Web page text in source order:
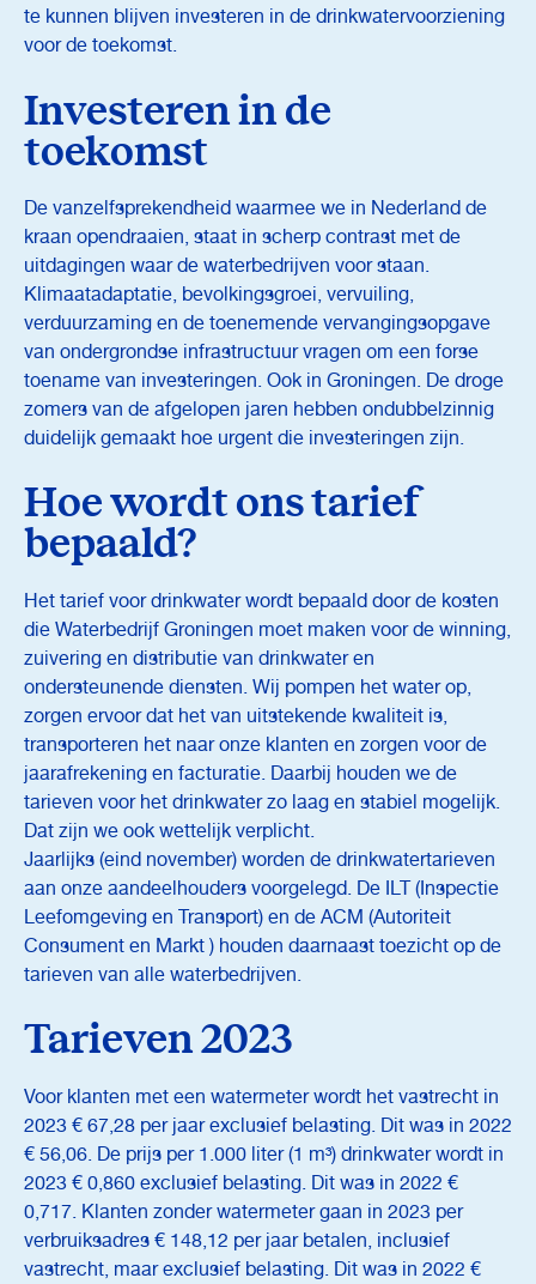
te kunnen blijven investeren in de drinkwatervoorziening
voor de toekomst.
Investeren in de
toekomst
De vanzelfsprekendheid waarmee we in Nederland de
kraan opendraaien, staat in scherp contrast met de
uitdagingen waar de waterbedrijven voor staan.
Klimaatadaptatie, bevolkingsgroei, vervuiling,
verduurzaming en de toenemende vervangingsopgave
van ondergrondse infrastructuur vragen om een forse
toename van investeringen. Ook in Groningen. De droge
zomers van de afgelopen jaren hebben ondubbelzinnig
duidelijk gemaakt hoe urgent die investeringen zijn.
Hoe wordt ons tarief
bepaald?
Het tarief voor drinkwater wordt bepaald door de kosten
die Waterbedrijf Groningen moet maken voor de winning,
zuivering en distributie van drinkwater en
ondersteunende diensten. Wij pompen het water op,
zorgen ervoor dat het van uitstekende kwaliteit is,
transporteren het naar onze klanten en zorgen voor de
jaarafrekening en facturatie. Daarbij houden we de
tarieven voor het drinkwater zo laag en stabiel mogelijk.
Dat zijn we ook wettelijk verplicht.
Jaarlijks (eind november) worden de drinkwatertarieven
aan onze aandeelhouders voorgelegd. De ILT (Inspectie
Leefomgeving en Transport) en de ACM (Autoriteit
Consument en Markt‎ ) houden daarnaast toezicht op de
tarieven van alle waterbedrijven.
Tarieven 2023
Voor klanten met een watermeter wordt het vastrecht in
2023 € 67,28 per jaar exclusief belasting. Dit was in 2022
€ 56,06. De prijs per 1.000 liter (1 m³) drinkwater wordt in
2023 € 0,860 exclusief belasting. Dit was in 2022 €
0,717. Klanten zonder watermeter gaan in 2023 per
verbruiksadres € 148,12 per jaar betalen, inclusief
vastrecht, maar exclusief belasting. Dit was in 2022 €